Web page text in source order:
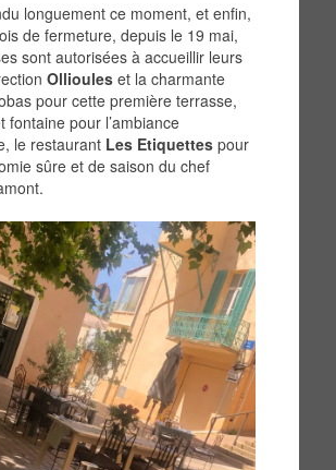
longuement ce moment, et enfin,
de fermeture, depuis le 19 mai,
sont autorisées à accueillir leurs
Olliouleset la charmante
pour cette première terrasse,
fontaine pour l’ambiance
le restaurant Les Etiquettespour
sûre et de saison du chef